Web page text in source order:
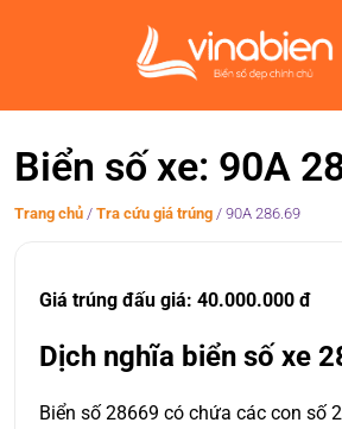
Biển số xe: 90A
Trang chủ / Tra cứu giá trúng / 90A 286.69
Giá trúng đấu giá: 40.000.000 đ
Dịch nghĩa biển số xe
Biển số 28669 có chứa các con số